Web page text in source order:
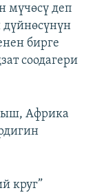
мүчөсү деп
бирге
соодагери
Африка
круг”